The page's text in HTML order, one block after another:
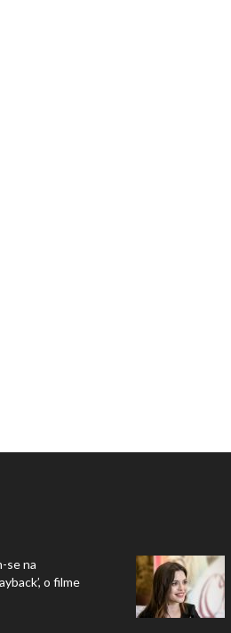
se na
o filme